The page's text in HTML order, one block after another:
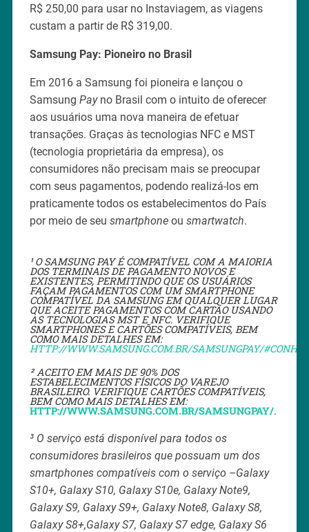
R$ 250,00 para usar no Instaviagem, as viagens
custam a partir de R$ 319,00.
Samsung Pay: Pioneiro no Brasil
Em 2016 a Samsung foi pioneira e lançou o
Samsung Payno Brasil com o intuito de oferecer
aos usuários uma nova maneira de efetuar
transações. Graças às tecnologias NFC e MST
(tecnologia proprietária da empresa), os
consumidores não precisam mais se preocupar
com seus pagamentos, podendo realizá-los em
praticamente todos os estabelecimentos do País
por meio de seu smartphoneou smartwatch.
¹ O SAMSUNG PAY É COMPATÍVEL COM A MAIORIA
DOS TERMINAIS DE PAGAMENTO NOVOS E
EXISTENTES, PERMITINDO QUE OS USUÁRIOS
FAÇAM PAGAMENTOS COM UM SMARTPHONE
COMPATÍVEL DA SAMSUNG EM QUALQUER LUGAR
QUE ACEITE PAGAMENTOS COM CARTÃO USANDO
AS TECNOLOGIAS MST E NFC. VERIFIQUE
SMARTPHONES E CARTÕES COMPATÍVEIS, BEM
COMO MAIS DETALHES EM:
HTTP://WWW.SAMSUNG.COM.BR/SAMSUNGPAY/
² ACEITO EM MAIS DE 90% DOS
ESTABELECIMENTOS FÍSICOS DO VAREJO
BRASILEIRO. VERIFIQUE CARTÕES COMPATÍVEIS,
BEM COMO MAIS DETALHES EM:
HTTP://WWW.SAMSUNG.COM.BR/SAMSUNGPAY/.
³ O serviço está disponível para todos os
consumidores brasileiros que possuam um dos
smartphones compatíveis com o serviço –Galaxy
S10+, Galaxy S10, Galaxy S10e, Galaxy Note9,
Galaxy S9, Galaxy S9+, Galaxy Note8, Galaxy S8,
Galaxy S8+,Galaxy S7, Galaxy S7 edge, Galaxy S6